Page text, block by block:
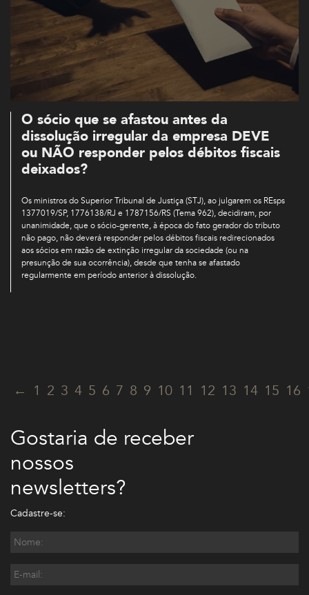
O sócio que se afastou antes da
dissolução irregular da empresa DEVE
ou NÃO responder pelos débitos fiscais
deixados?
Os ministros do Superior Tribunal de Justiça (STJ), ao julgarem os REsps
1377019/SP, 1776138/RJ e 1787156/RS (Tema 962), decidiram, por
unanimidade, que o sócio-gerente, à época do fato gerador do tributo
não pago, não deverá responder pelos débitos fiscais redirecionados
aos sócios em razão de extinção irregular da sociedade (ou na
presunção de sua ocorrência), desde que tenha se afastado
regularmente em período anterior à dissolução.
← 1 2 3 4 5 6 7 8 9 10 11 12 13 14 15 16
Gostaria de receber
nossos
newsletters?
Cadastre-se: